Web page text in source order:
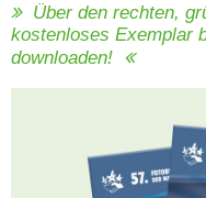
Über den rechten,
kostenloses Exemplar
downloaden!